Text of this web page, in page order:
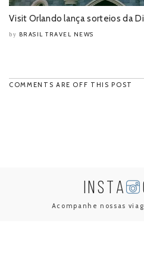
Visit Orlando lança sorteios da
by BRASIL TRAVEL NEWS
COMMENTS ARE OFF THIS POST
INSTA
Acompanhe nossas